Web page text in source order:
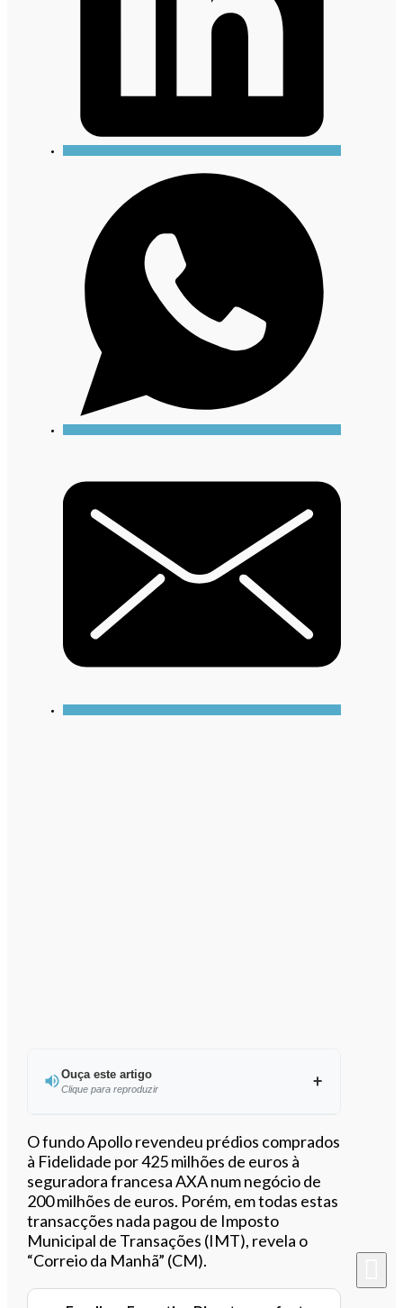
Ouça este artigo
Clique para reproduzir
Ouvir este artigo
O fundo Apollo revendeu prédios comprados
à Fidelidade por 425 milhões de euros à
seguradora francesa AXA num negócio de
200 milhões de euros. Porém, em todas estas
transacções nada pagou de Imposto
Municipal de Transações (IMT), revela o
“Correio da Manhã” (CM).